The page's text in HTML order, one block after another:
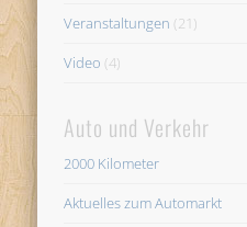
Veranstaltungen (21)
Video (4)
Auto und Verkehr
2000 Kilometer
Aktuelles zum Automarkt